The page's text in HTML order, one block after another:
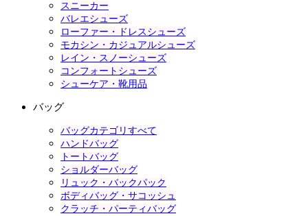
スニーカー
バレエシューズ
ローファー・ドレスシューズ
モカシン・カジュアルシューズ
レイン・スノーシューズ
コンフォートシューズ
シューケア・靴用品
バッグ
バッグカテゴリすべて
ハンドバッグ
トートバッグ
ショルダーバッグ
リュック・バックパック
ボディバッグ・サコッシュ
クラッチ・パーティバッグ